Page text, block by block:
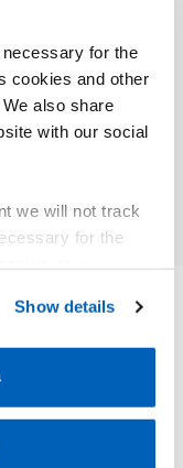
for the
cookies and other
also share
with our social
we will not track
for the
Gefran - Cookie
at the following
Show details
ICMA